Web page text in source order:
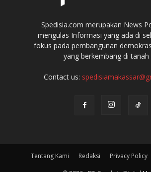
Spedisia.com merupakan News
mengulas Informasi yang ada di
fokus pada pembangunan
yang berkembang di tanah
Contact us:
Tentang Kami Redaksi Privacy Policy